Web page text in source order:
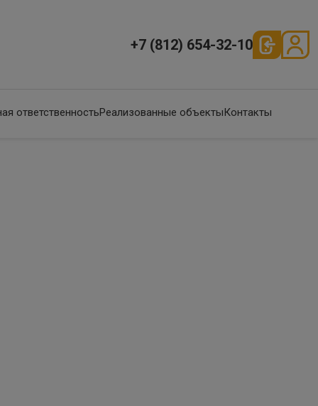
+7 (812) 654-32-10
ответственностьРеализованные объектыКонтакты